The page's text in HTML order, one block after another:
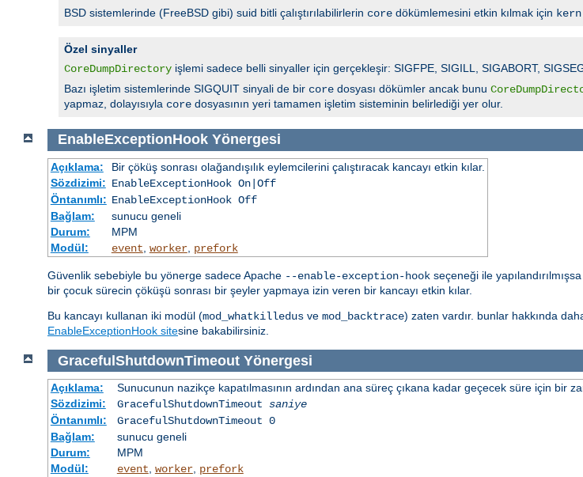
BSD sistemlerinde (FreeBSD gibi) suid bitli çalıştırılabilirlerin core dökümlemesini etkin kılmak için
Özel sinyaller
CoreDumpDirectory işlemi sadece belli sinyaller için gerçekleşir: SIGFPE, SIGILL, SIGABORT,
Bazı işletim sistemlerinde SIGQUIT sinyali de bir core dosyası dökümler ancak bunu
yapmaz, dolayısıyla core dosyasının yeri tamamen işletim sisteminin belirlediği yer olur.
EnableExceptionHook Yönergesi
Açıklama:
Bir çöküş sonrası olağandışılık eylemcilerini çalıştıracak kancayı etkin kılar.
Sözdizimi: EnableExceptionHook On|Off
Öntanımlı: EnableExceptionHook Off
Bağlam:
sunucu geneli
Durum:
MPM
Modül:
event worker, prefork
Güvenlik sebebiyle bu yönerge sadece Apache --enable-exception-hook seçeneği ile
bir çocuk sürecin çöküşü sonrası bir şeyler yapmaya izin veren bir kancayı etkin kılar.
Bu kancayı kullanan iki modül (mod_whatkilledus ve mod_backtrace) zaten vardır. bunlar hakkında
EnableExceptionHook sitesine bakabilirsiniz.
GracefulShutdownTimeout Yönergesi
Açıklama:
Sunucunun nazikçe kapatılmasının ardından ana süreç çıkana kadar geçecek süre için bir
Sözdizimi:
GracefulShutdownTimeout saniye
Öntanımlı:
GracefulShutdownTimeout 0
Bağlam:
sunucu geneli
Durum:
MPM
Modül:
event, worker, prefork